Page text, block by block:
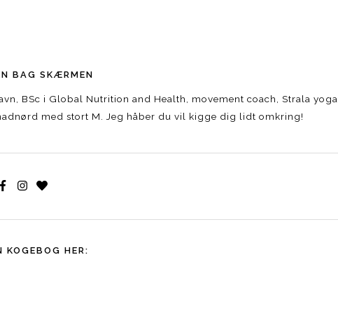
BAG SKÆRMEN
BSc i Global Nutrition and Health, movement coach, Strala yoga
med stort M. Jeg håber du vil kigge dig lidt omkring!
KOGEBOG HER: